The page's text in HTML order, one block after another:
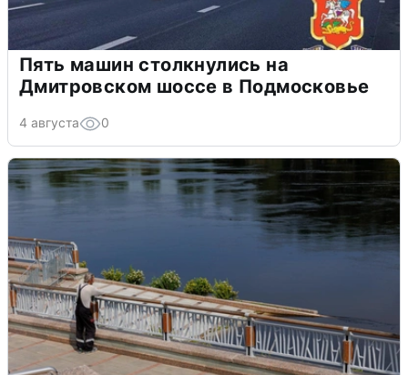
Пять машин столкнулись на
Дмитровском шоссе в Подмосковье
4 августа 0